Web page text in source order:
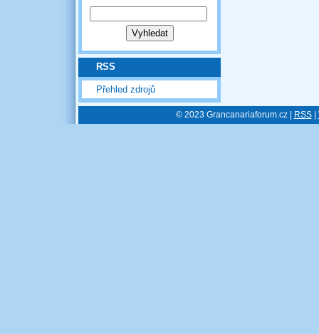
RSS
Přehled zdrojů
© 2023 Grancanariaforum.cz | RSS|